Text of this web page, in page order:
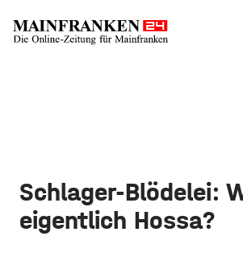
Schlager-Blödelei:
eigentlich Hossa?